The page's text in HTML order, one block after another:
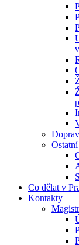
Ostatní
Co dělat v
Kontakty